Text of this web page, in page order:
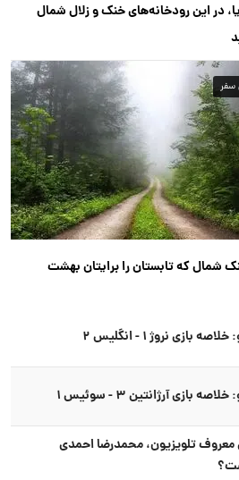
در این رودخانه‌های خنک و زلال شمال
سفر
شمال که تابستان را برایتان بهشت
بازی نروژ ۱ - انگلیس ۲
بازی آرژانتین ۳ - سوئیس ۱
تلویزیون، محمدرضا احمدی